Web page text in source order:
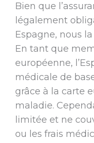
Bien que
légalement
Espagne, nous
En tant que
européenne,
médicale de
grâce à la carte
maladie.
limitée et ne
ou les frais